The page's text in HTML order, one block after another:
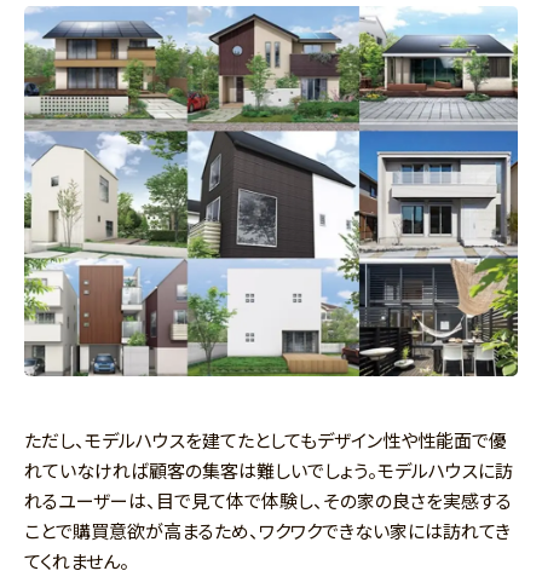
ただし、モデルハウスを建てたとしてもデザイン性や性能面で優
れていなければ顧客の集客は難しいでしょう。モデルハウスに訪
れるユーザーは、目で見て体で体験し、その家の良さを実感する
ことで購買意欲が高まるため、ワクワクできない家には訪れてき
てくれません。